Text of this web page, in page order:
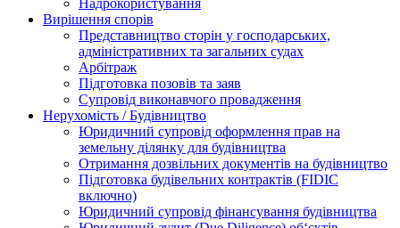
Вирішення спорів
Представництво сторін у господарських,
адміністративних та загальних судах
Арбітраж
Підготовка позовів та заяв
Супровід виконавчого провадження
Нерухомість / Будівництво
Юридичний супровід оформлення прав на
земельну ділянку для будівництва
Отримання дозвільних документів на будівництво
Підготовка будівельних контрактів (FIDIC
включно)
Юридичний супровід фінансування будівництва